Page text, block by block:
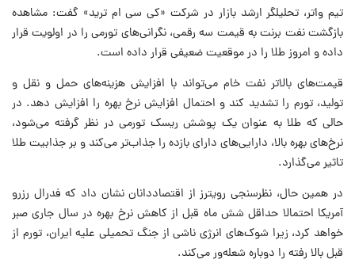
تیم واتر، تحلیلگر ارشد بازار در شرکت «کی سی ام ترید» گفت: مشاهده
بازگشت نفت برنت به قیمت سه رقمی، نگرانی‌های تورمی را در اولویت قرار
داده و امروز طلا را در موقعیت ضعیفی قرار داده است.
قیمت‌های بالاتر نفت خام می‌تواند با افزایش هزینه‌های حمل و نقل و
تولید، تورم را تشدید کند و احتمال افزایش نرخ بهره را افزایش دهد. در
حالی که طلا به عنوان یک پوشش ریسک تورمی در نظر گرفته می‌شود،
نرخ‌های بهره بالا، دارایی‌های دارای بازده را جذاب‌تر می‌کند و بر جذابیت طلا
تاثیر می‌گذارد.
در همین حال، نظرسنجی رویترز از اقتصاددانان نشان داد که فدرال رزرو
آمریکا احتمالا حداقل شش ماه قبل از کاهش نرخ بهره در سال جاری صبر
خواهد کرد، زیرا شوک‌های انرژی ناشی از جنگ تحمیلی علیه ایران، تورم از
قبل بالا رفته را دوباره شعله‌ور می‌کند.